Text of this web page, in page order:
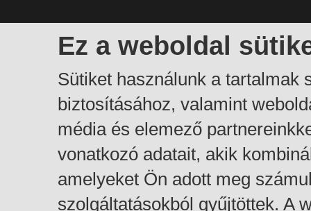
Ez a weboldal
Sütiket használunk a tartalmak
biztosításához, valamint
média és elemező
vonatkozó adatait, akik
amelyeket Ön adott meg
szolgáltatásokból gyűjtöttek. A